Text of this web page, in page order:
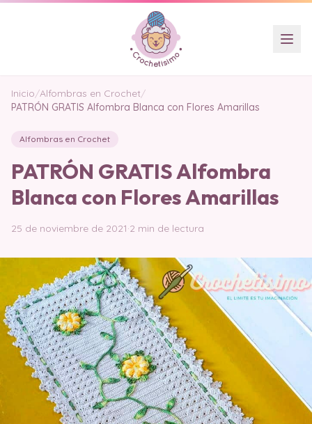
Inicio/Alfombras en Crochet/
PATRÓN GRATIS Alfombra Blanca con Flores Amarillas
Alfombras en Crochet
PATRÓN GRATIS Alfombra
Blanca con Flores Amarillas
25 de noviembre de 2021·2 min de lectura